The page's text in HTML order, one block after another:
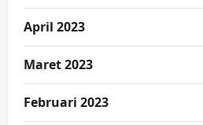
April 2023
Maret 2023
Februari 2023